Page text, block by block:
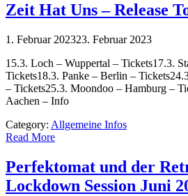
Zeit Hat Uns – Release
1. Februar 202323. Februar 2023
15.3. Loch – Wuppertal – Tickets17.3.
Tickets18.3. Panke – Berlin –
– Tickets25.3. Moondoo – Hamburg –
Aachen – Info
Category: Allgemeine Infos
Read More
Perfektomat und der
Lockdown Session Juni